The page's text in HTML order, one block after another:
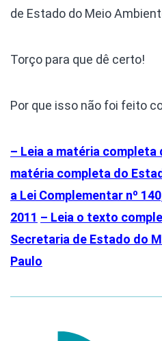
de Estado do Meio
Torço para que dê certo!
Por que isso não foi feito
– Leia a matéria completa
matéria completa do
a Lei Complementar nº
2011 – Leia o texto
Secretaria de Estado do
Paulo